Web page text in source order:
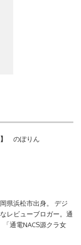
のぽりん
県浜松市出身。 デジ
レビューブロガー。通
「通電NACS源クラ女